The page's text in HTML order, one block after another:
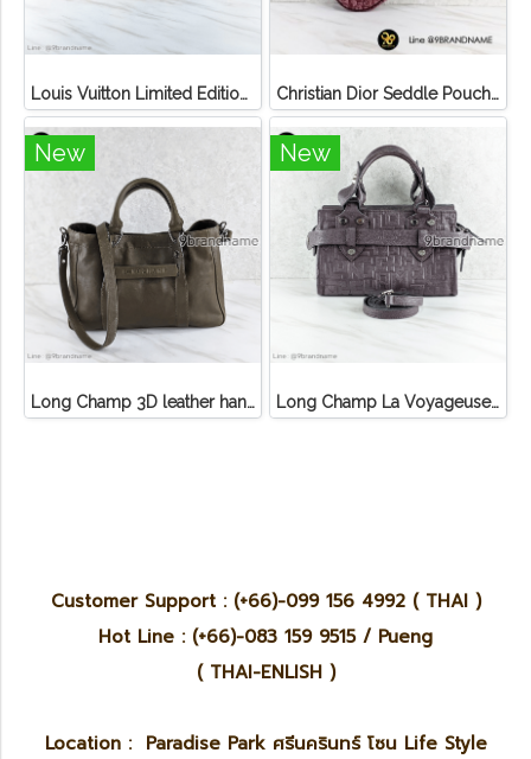
Louis Vuitton Limited Edition Monogram Canvas Sofia Coppola SC Bag Christian Dior Seddle Pouch Accessory Hand Bag
New
Long Champ 3D leather handbag
New
Long Champ La Voyageuse Bag Leather
Customer Support : (+66)-099 156 4992 ( THAI )
Hot Line : (+66)-083 159 9515 / Pueng
( THAI-ENLISH )
Location : Paradise Park ศรีนครินทร์ โซน Life Style